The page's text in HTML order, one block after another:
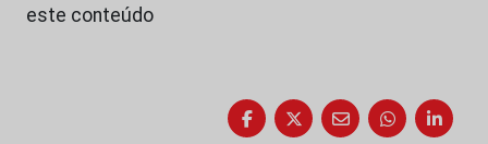
este conteúdo